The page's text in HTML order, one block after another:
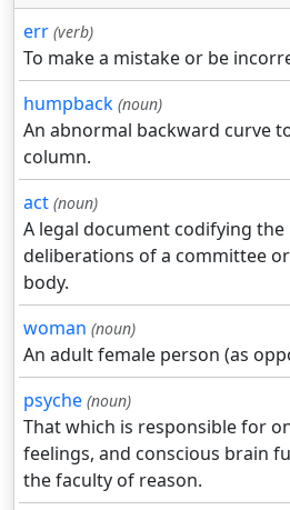
err (verb)
To make a mistake or be
humpback (noun)
An abnormal backward curve
column.
act (noun)
A legal document codifying
deliberations of a committee
body.
woman (noun)
An adult female person (as
psyche (noun)
That which is responsible for
feelings, and conscious brain
the faculty of reason.